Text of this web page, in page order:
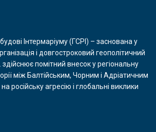
Інтермаріуму (ГСРІ) – заснована у
і довгостроковий геополітичний
помітний внесок у регіональну
між Балтійським, Чорним і Адріатичним
російську агресію і глобальні виклики